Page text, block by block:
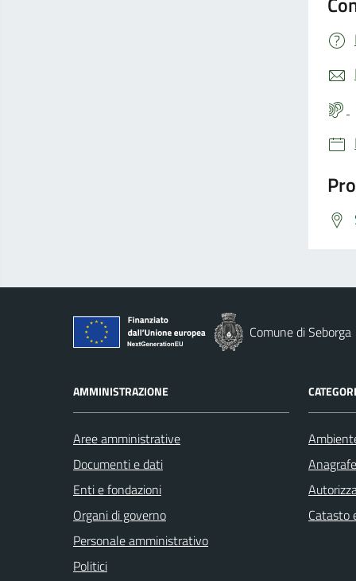
Comune di Seborga
AMMINISTRAZIONE
Aree amministrative
Documenti e dati
Enti e fondazioni
Organi di governo
Personale amministrativo
Politici
Catasto